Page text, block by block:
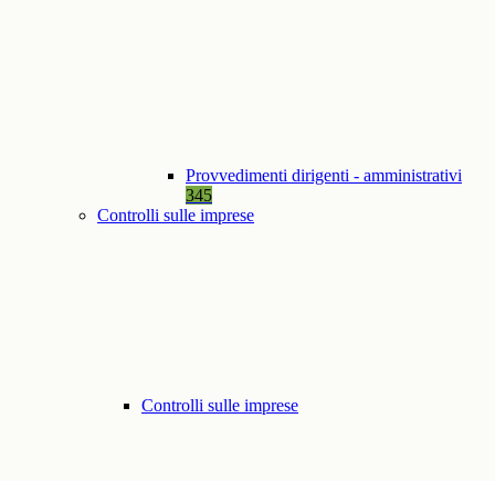
Provvedimenti dirigenti - amministrativi
345
Controlli sulle imprese
Controlli sulle imprese